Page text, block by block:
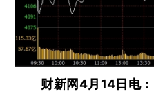
财新网4月14日电：